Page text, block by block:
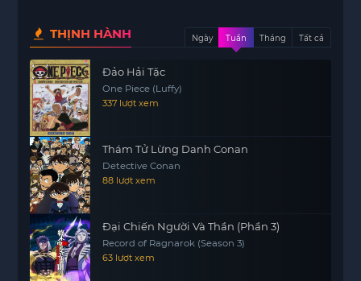
THỊNH HÀNH Ngày Tuần Tháng Tất cả
Đảo Hải Tặc
One Piece (Luffy)
337 lượt xem
Thám Tử Lừng Danh Conan
Detective Conan
88 lượt xem
Đại Chiến Người Và Thần (Phần 3)
Record of Ragnarok (Season 3)
63 lượt xem